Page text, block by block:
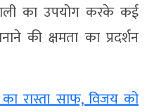
का उपयोग करके कई
की क्षमता का प्रदर्शन
रास्ता साफ, विजय को